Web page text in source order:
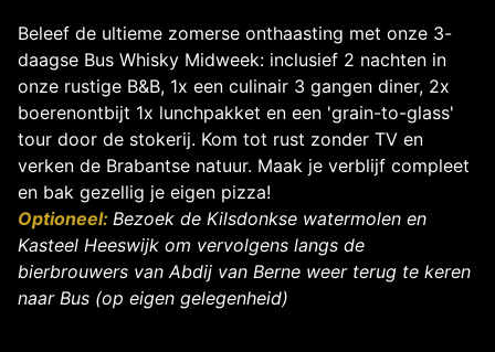
Beleef de ultieme zomerse onthaasting met onze 3-
daagse Bus Whisky Midweek: inclusief 2 nachten in
onze rustige B&B, 1x een culinair 3 gangen diner, 2x
boerenontbijt 1x lunchpakket en een 'grain-to-glass'
tour door de stokerij. Kom tot rust zonder TV en
verken de Brabantse natuur. Maak je verblijf compleet
en bak gezellig je eigen pizza!
Optioneel: Bezoek de Kilsdonkse watermolen en
Kasteel Heeswijk om vervolgens langs de
bierbrouwers van Abdij van Berne weer terug te keren
naar Bus (op eigen gelegenheid)